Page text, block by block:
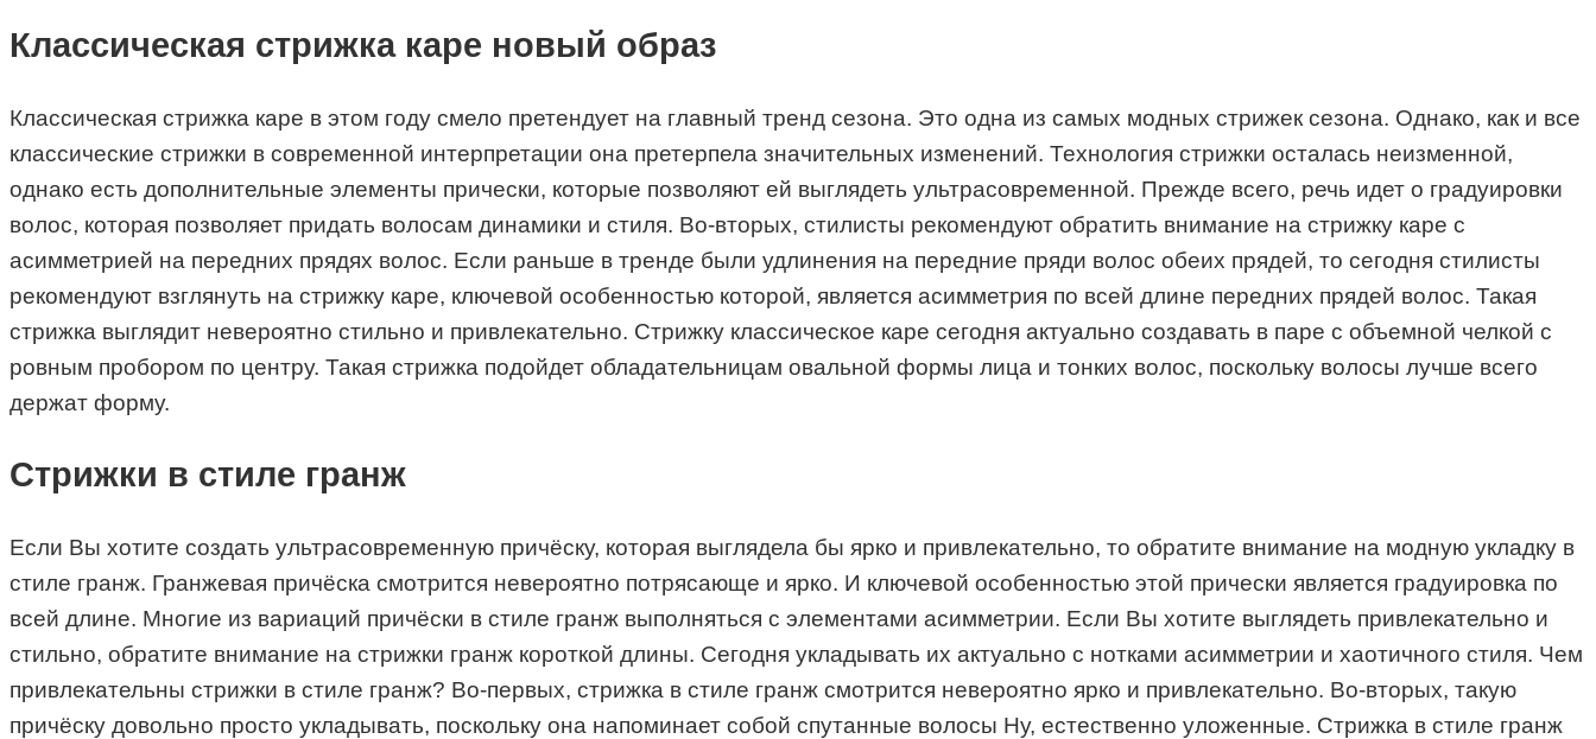
Классическая стрижка каре новый образ
Классическая стрижка каре в этом году смело претендует на главный тренд сезона. Это одна из самых модных стрижек сезона. Однако, как и все
классические стрижки в современной интерпретации она претерпела значительных изменений. Технология стрижки осталась неизменной,
однако есть дополнительные элементы прически, которые позволяют ей выглядеть ультрасовременной. Прежде всего, речь идет о градуировки
волос, которая позволяет придать волосам динамики и стиля. Во-вторых, стилисты рекомендуют обратить внимание на стрижку каре с
асимметрией на передних прядях волос. Если раньше в тренде были удлинения на передние пряди волос обеих прядей, то сегодня стилисты
рекомендуют взглянуть на стрижку каре, ключевой особенностью которой, является асимметрия по всей длине передних прядей волос. Такая
стрижка выглядит невероятно стильно и привлекательно. Стрижку классическое каре сегодня актуально создавать в паре с объемной челкой с
ровным пробором по центру. Такая стрижка подойдет обладательницам овальной формы лица и тонких волос, поскольку волосы лучше всего
держат форму.
Стрижки в стиле гранж
Если Вы хотите создать ультрасовременную причёску, которая выглядела бы ярко и привлекательно, то обратите внимание на модную укладку в
стиле гранж. Гранжевая причёска смотрится невероятно потрясающе и ярко. И ключевой особенностью этой прически является градуировка по
всей длине. Многие из вариаций причёски в стиле гранж выполняться с элементами асимметрии. Если Вы хотите выглядеть привлекательно и
стильно, обратите внимание на стрижки гранж короткой длины. Сегодня укладывать их актуально с нотками асимметрии и хаотичного стиля. Чем
привлекательны стрижки в стиле гранж? Во-первых, стрижка в стиле гранж смотрится невероятно ярко и привлекательно. Во-вторых, такую
причёску довольно просто укладывать, поскольку она напоминает собой спутанные волосы Ну, естественно уложенные. Стрижка в стиле гранж